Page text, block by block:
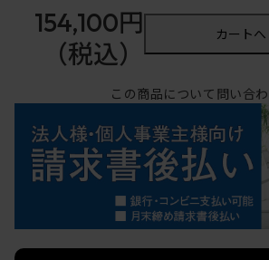
154,100円
（税込）
カートへ
この商品について問い合